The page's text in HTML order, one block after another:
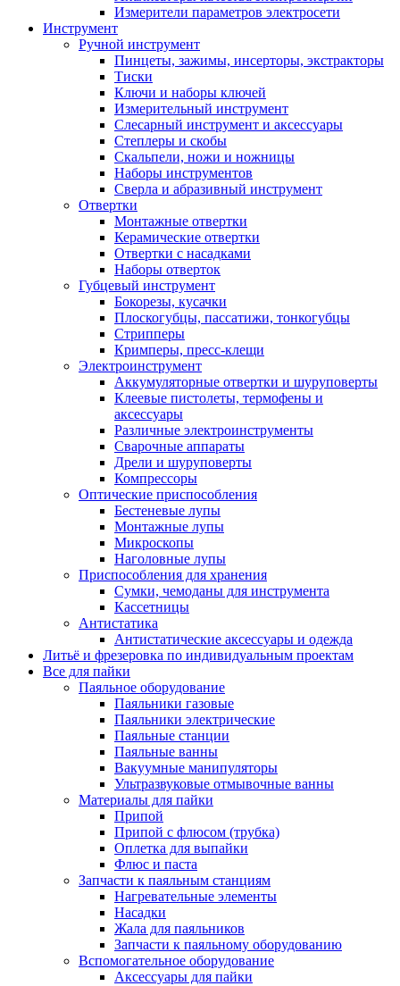
Измерители параметров электросети
Инструмент
Ручной инструмент
Пинцеты, зажимы, инсерторы, экстракторы
Тиски
Ключи и наборы ключей
Измерительный инструмент
Слесарный инструмент и аксессуары
Степлеры и скобы
Скальпели, ножи и ножницы
Наборы инструментов
Сверла и абразивный инструмент
Отвертки
Монтажные отвертки
Керамические отвертки
Отвертки с насадками
Наборы отверток
Губцевый инструмент
Бокорезы, кусачки
Плоскогубцы, пассатижи, тонкогубцы
Стрипперы
Кримперы, пресс-клещи
Электроинструмент
Аккумуляторные отвертки и шуруповерты
Клеевые пистолеты, термофены и
аксессуары
Различные электроинструменты
Сварочные аппараты
Дрели и шуруповерты
Компрессоры
Оптические приспособления
Бестеневые лупы
Монтажные лупы
Микроскопы
Наголовные лупы
Приспособления для хранения
Сумки, чемоданы для инструмента
Кассетницы
Антистатика
Антистатические аксессуары и одежда
Литьё и фрезеровка по индивидуальным проектам
Все для пайки
Паяльное оборудование
Паяльники газовые
Паяльники электрические
Паяльные станции
Паяльные ванны
Вакуумные манипуляторы
Ультразвуковые отмывочные ванны
Материалы для пайки
Припой
Припой с флюсом (трубка)
Оплетка для выпайки
Флюс и паста
Запчасти к паяльным станциям
Нагревательные элементы
Насадки
Жала для паяльников
Запчасти к паяльному оборудованию
Вспомогательное оборудование
Аксессуары для пайки